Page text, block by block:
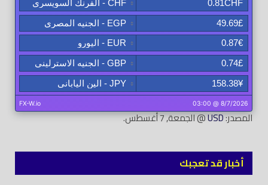
المصدر:USD@ الجمعة, 7 أغسطس.
أخبار قد تعجبك